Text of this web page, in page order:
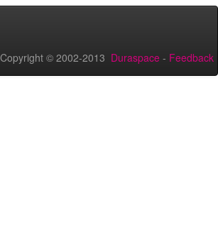
Copyright © 2002-2013 Duraspace - Feedback